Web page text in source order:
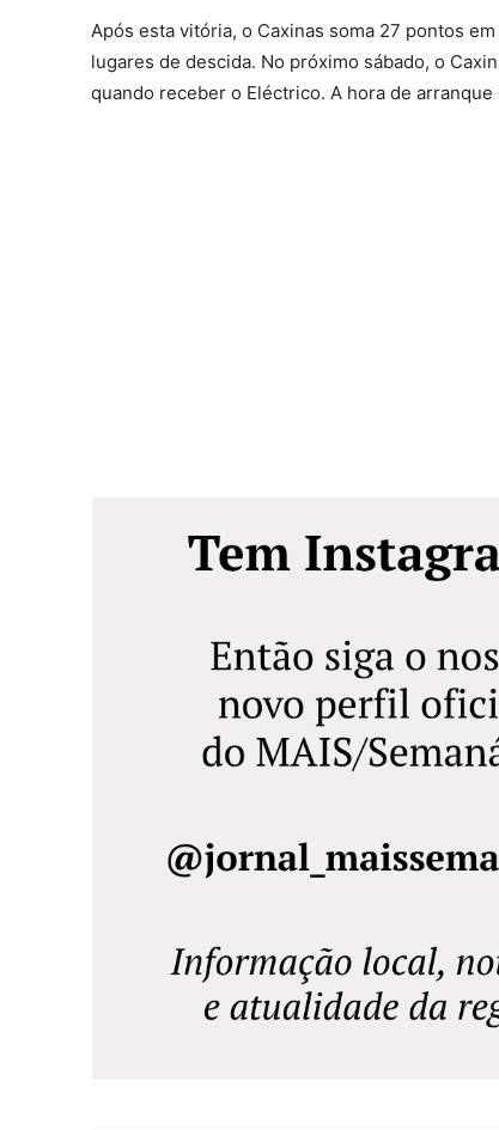
Após esta vitória, o Caxinas soma 27 pontos
lugares de descida. No próximo sábado, o
quando receber o Eléctrico. A hora de